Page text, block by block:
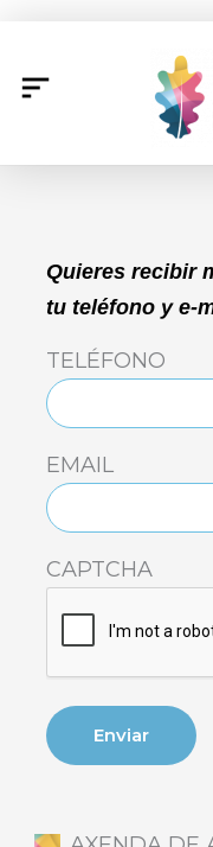
contenido
Quieres recibir
tu teléfono y e-
TELÉFONO
EMAIL
CAPTCHA